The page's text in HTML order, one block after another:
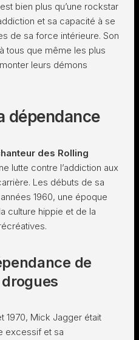
bien plus qu’une rockstar
et sa capacité à se
de sa force intérieure. Son
tous que même les plus
leurs démons
dépendance
des Rolling
lutte contre l’addiction aux
Les débuts de sa
1960, une époque
culture hippie et de la
de
1970, Mick Jagger était
excessif et sa